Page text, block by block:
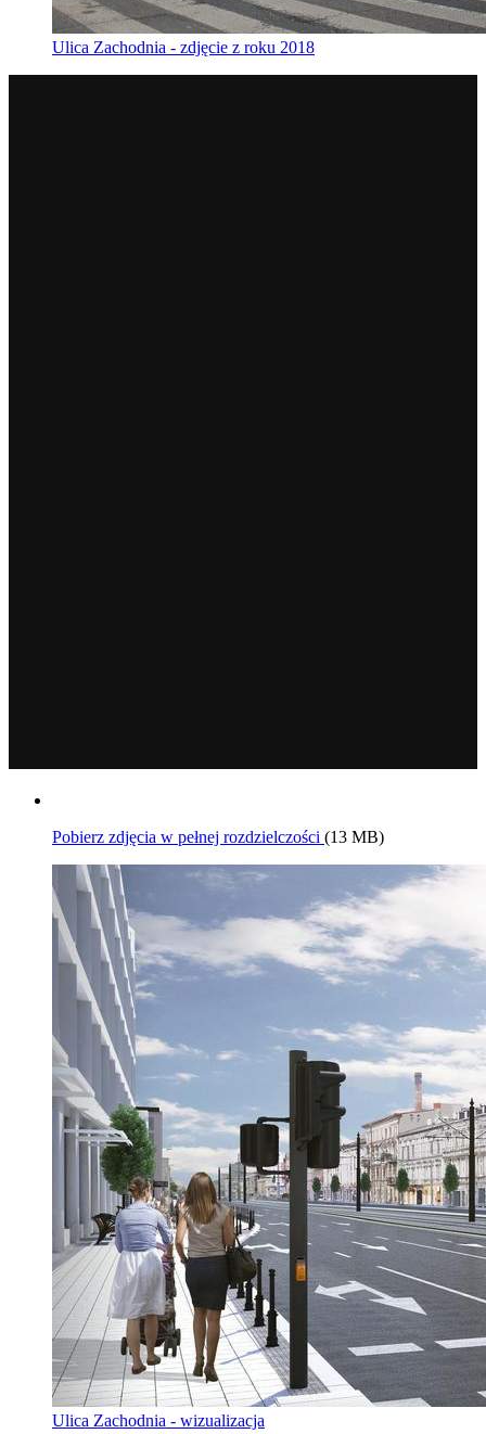
Ulica Zachodnia - zdjęcie z roku 2018
Pobierz zdjęcia w pełnej rozdzielczości (13 MB)
Ulica Zachodnia - wizualizacja